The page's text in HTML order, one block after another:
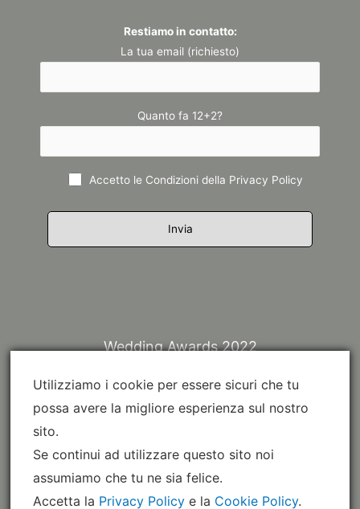
Restiamo in contatto:
La tua email (richiesto)
Quanto fa 12+2?
Accetto le Condizioni della Privacy Policy
Wedding Awards 2022
Utilizziamo i cookie per essere sicuri che tu
possa avere la migliore esperienza sul nostro
sito.
Se continui ad utilizzare questo sito noi
assumiamo che tu ne sia felice.
Accetta la Privacy Policye la Cookie Policy.